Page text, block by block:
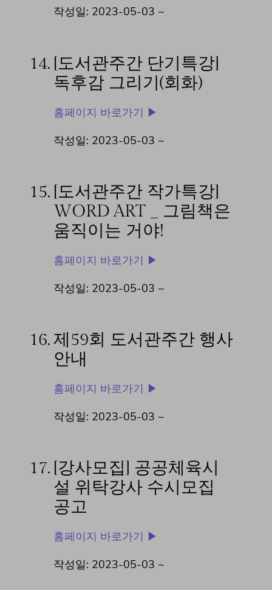
작성일: 2023-05-03 ~
14. [도서관주간 단기특강]
독후감 그리기(회화)
홈페이지 바로가기 ▶
작성일: 2023-05-03 ~
15. [도서관주간 작가특강]
WORD ART _ 그림책은
움직이는 거야!
홈페이지 바로가기 ▶
작성일: 2023-05-03 ~
16.제59회 도서관주간 행사
안내
홈페이지 바로가기 ▶
작성일: 2023-05-03 ~
17. [강사모집] 공공체육시
설 위탁강사 수시모집
공고
홈페이지 바로가기 ▶
작성일: 2023-05-03 ~